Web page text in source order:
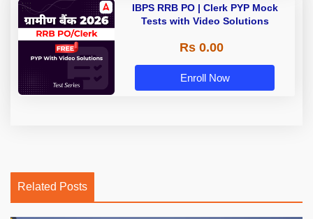
IBPS RRB PO | Clerk PYP Mock
Tests with Video Solutions
Rs 0.00
Enroll Now
Related Posts